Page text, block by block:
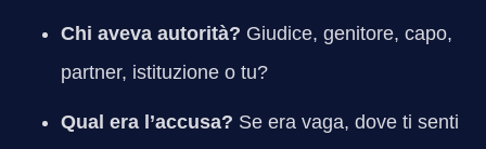
Chi aveva autorità? Giudice, genitore, capo,
partner, istituzione o tu?
Qual era l’accusa? Se era vaga, dove ti senti